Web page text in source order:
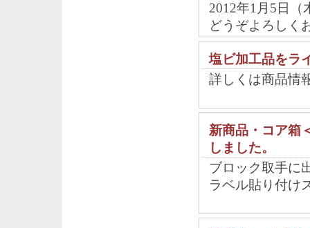
2012年1月5日（
どうぞよろしく
塩ビ加工品をラ
詳しくは商品情
新商品・コア箱
しました。
ブロック取手に
ラベル貼り付け